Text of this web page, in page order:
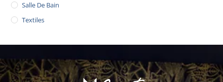
Salle De Bain
Textiles